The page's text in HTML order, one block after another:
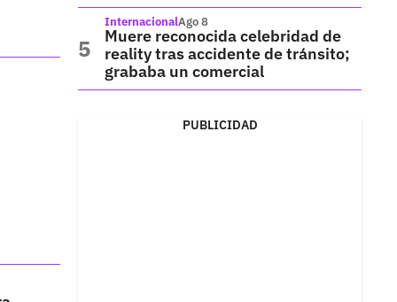
InternacionalAgo 8
Muere reconocida celebridad de
reality tras accidente de tránsito;
grababa un comercial
PUBLICIDAD